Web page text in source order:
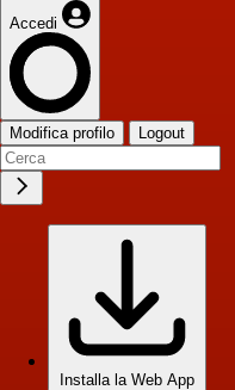
Accedi
Modifica profilo Logout
Installa la Web App